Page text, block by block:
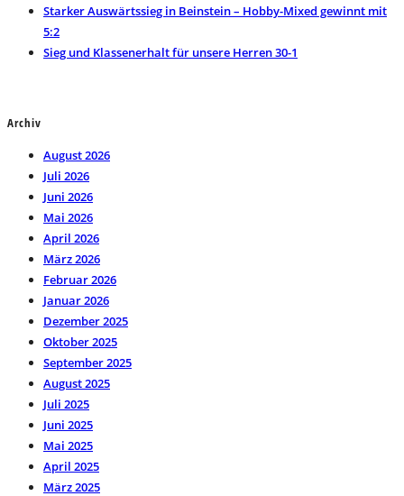
Starker Auswärtssieg in Beinstein – Hobby-Mixed gewinnt mit
5:2
Sieg und Klassenerhalt für unsere Herren 30-1
Archiv
August 2026
Juli 2026
Juni 2026
Mai 2026
April 2026
März 2026
Februar 2026
Januar 2026
Dezember 2025
Oktober 2025
September 2025
August 2025
Juli 2025
Juni 2025
Mai 2025
April 2025
März 2025